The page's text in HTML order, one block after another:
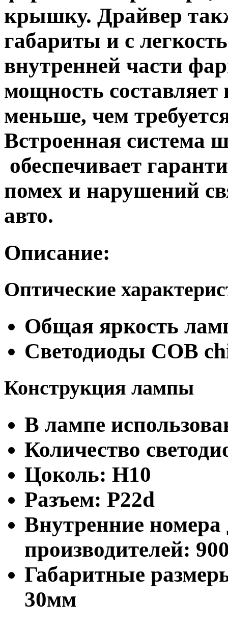
крышку. Драйвер
габариты и с
внутренней части
мощность составляет
меньше, чем
Встроенная система
обеспечивает
помех и нарушений
авто.
Описание:
Оптические
Общая яркость
Светодиоды COB
Конструкция лампы
В лампе
Количество
Цоколь: H10
Разъем: P22d
Внутренние номера
производителей:
Габаритные
30мм